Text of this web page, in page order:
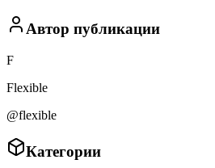
Автор публикации
F
Flexible
@flexible
Категории